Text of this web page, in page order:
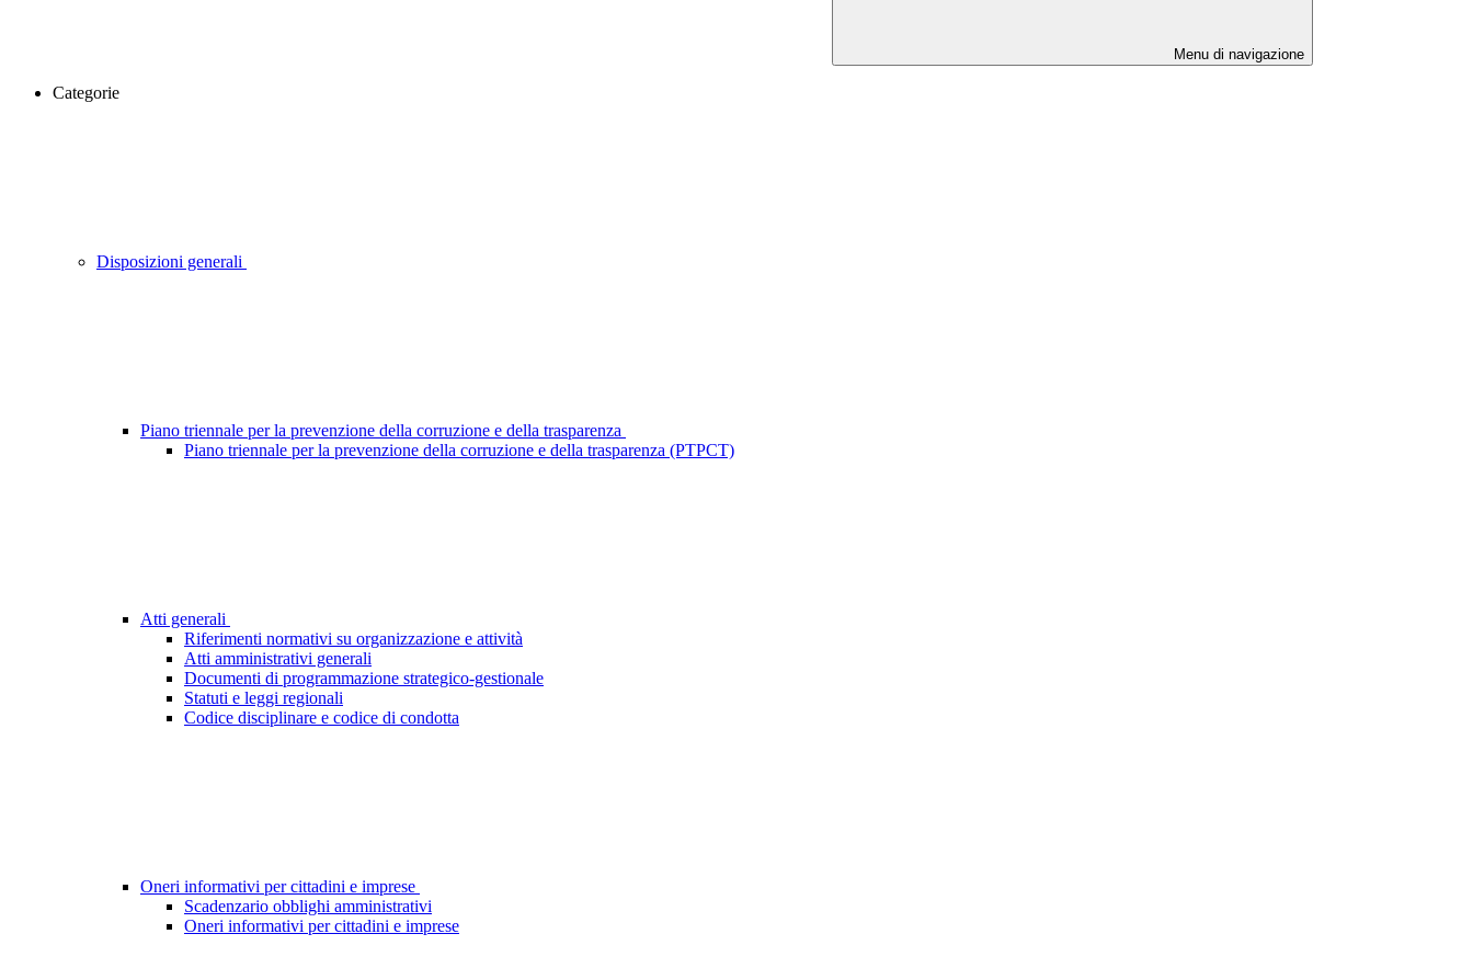
Menu di navigazione
Categorie
Disposizioni generali
Piano triennale per la prevenzione della corruzione e della trasparenza
Piano triennale per la prevenzione della corruzione e della trasparenza (PTPCT)
Atti generali
Riferimenti normativi su organizzazione e attività
Atti amministrativi generali
Documenti di programmazione strategico-gestionale
Statuti e leggi regionali
Codice disciplinare e codice di condotta
Oneri informativi per cittadini e imprese
Scadenzario obblighi amministrativi
Oneri informativi per cittadini e imprese